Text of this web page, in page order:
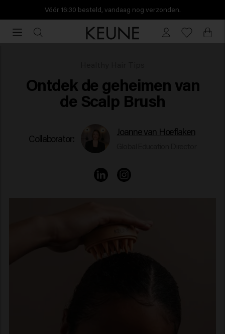
Vóór 16:30 besteld, vandaag nog verzonden.
16:30
verzonden.Ontdek de geheimen van
de Scalp Brush
Collaborator:
Joanne van Hoeflaken